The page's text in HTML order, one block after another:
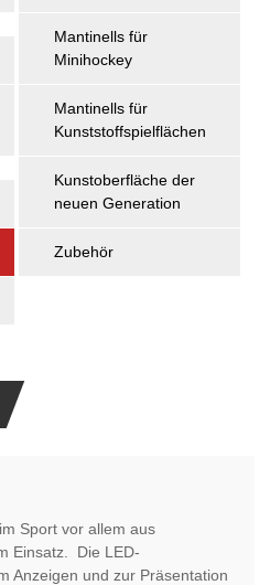
Mantinells für
Minihockey
Mantinells für
Kunststoffspielflächen
Kunstoberfläche der
neuen Generation
Zubehör
Sport vor allem aus
Einsatz. Die LED-
Anzeigen und zur Präsentation